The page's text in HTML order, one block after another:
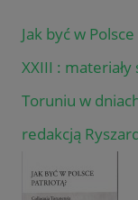
Jak być w
XXIII :
Toruniu w
redakcją